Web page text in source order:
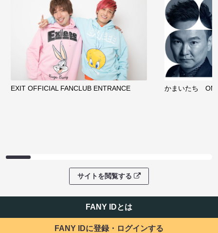
EXIT OFFICIAL FANCLUB ENTRANCE かまいたち
サイトを閲覧する
FANY IDとは
FANY IDに登録・ログインする